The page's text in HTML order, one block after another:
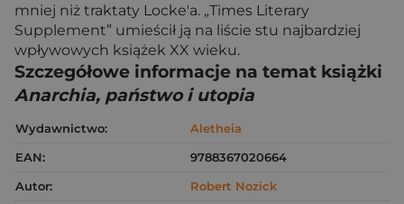
mniej niż traktaty Locke'a. „Times Literary
Supplement” umieścił ją na liście stu najbardziej
wpływowych książek XX wieku.
Szczegółowe informacje na temat książki
Anarchia, państwo i utopia
Wydawnictwo:
Aletheia
EAN:
9788367020664
Autor:
Robert Nozick